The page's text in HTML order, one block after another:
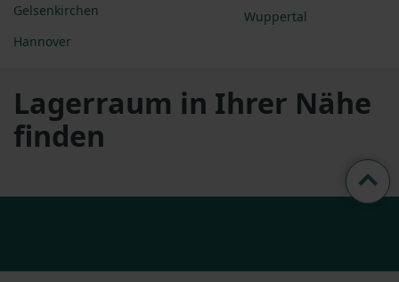
Gelsenkirchen
Hannover
Wuppertal
Lagerraum in Ihrer Nähe
finden